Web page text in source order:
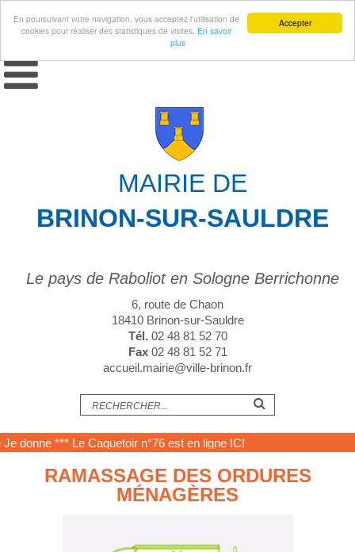
Accepter
En poursuivant votre navigation, vous acceptez l'utilisation de
cookies pour réaliser des statistiques de visites. En savoir
plus
MAIRIE DE
BRINON-SUR-SAULDRE
Le pays de Raboliot en Sologne Berrichonne
6, route de Chaon
18410 Brinon-sur-Sauldre
Tél.02 48 81 52 70
Fax02 48 81 52 71
accueil.mairie@ville-brinon.fr
donne*** Le Caquetoir n°76 est en ligneICI
RAMASSAGE DES ORDURES
MÉNAGÈRES